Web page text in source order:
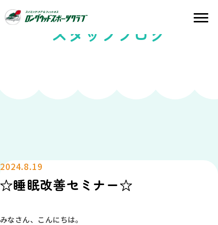
スタッフブログ
2024.8.19
☆睡眠改善セミナー☆
みなさん、こんにちは。